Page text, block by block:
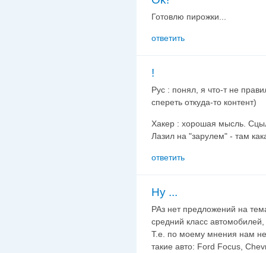
Готовлю пирожки...
ответить
!
Рус : понял, я что-т не
спереть откуда-то контент)
Хакер : хорошая мысль.
Лазил на "зарулем" - там
ответить
Ну ...
РАз нет предложений на
средний класс
Т.е. по моему мнения нам
такие авто: Ford Focus,